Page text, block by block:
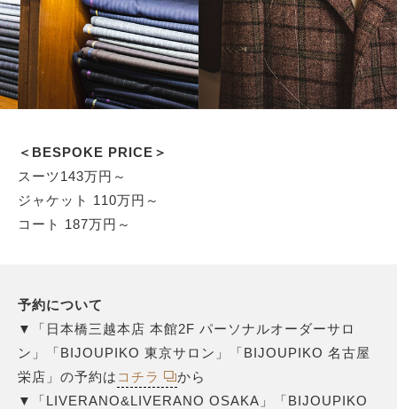
＜BESPOKE PRICE＞
スーツ143万円～
ジャケット 110万円～
コート 187万円～
予約について
▼「日本橋三越本店 本館2F パーソナルオーダーサロ
ン」「BIJOUPIKO 東京サロン」「BIJOUPIKO 名古屋
栄店」の予約は コチラ
から
▼「LIVERANO&LIVERANO OSAKA」「BIJOUPIKO